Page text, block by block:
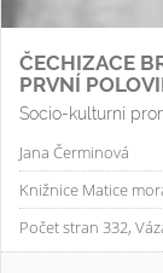
ČECHIZACE
PRVNÍ
Socio-kulturní
Jana Čerminová
Knižnice Matice
Počet stran 332,